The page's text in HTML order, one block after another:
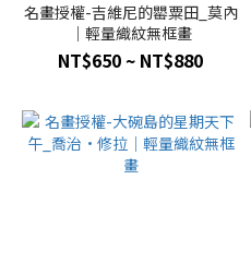
名畫授權-吉維尼的罌粟田_莫內
｜輕量織紋無框畫
NT$650 ~ NT$880